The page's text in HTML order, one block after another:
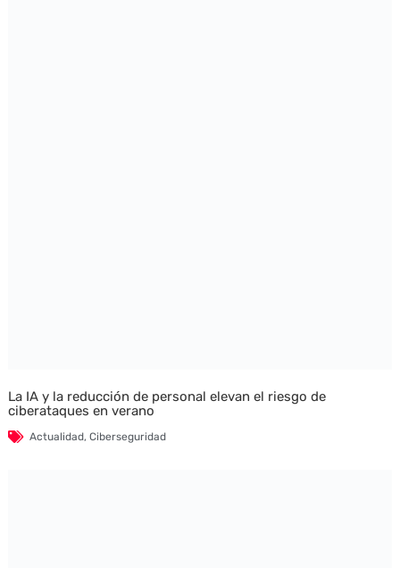
La IA y la reducción de personal elevan el riesgo de
ciberataques en verano
Actualidad, Ciberseguridad